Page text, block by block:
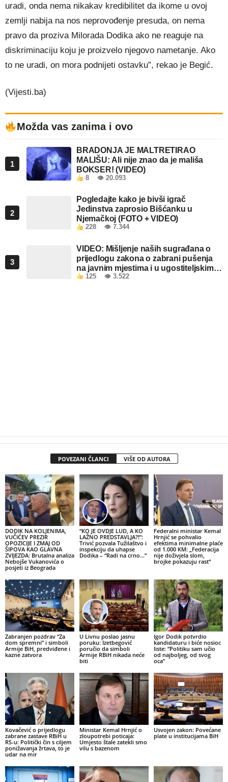
uradi, onda nema nikakav kredibilitet da ikome u ovoj
zemlji nabija na nos neprovođenje presuda, on nema
pravo da proziva Milorada Dodika ako ne reaguje na
diskriminaciju koju je proizvelo njegovo nametanje. Ako
to ne uradi, on mora podnijeti ostavku”, rekao je Begić.
(Vijesti.ba)
Možda vas zanima i ovo
1
BRADONJA JE MALTRETIRAO
MALIŠU: Ali nije znao da je mališa
BOKSER! (VIDEO)
8 👁 20.093
2
Pogledajte kako je bivši igrač
Jedinstva zaprosio Bišćanku u
Njemačkoj (FOTO + VIDEO)
228 👁 7.344
3
VIDEO: Mišljenje naših sugrađana o
prijedlogu zakona o zabrani pušenja
na javnim mjestima i u ugostiteljskim
objektima u FBiH
125 👁 3.522
POVEZANI ČLANCI VIŠE OD AUTORA
DODIK NA KOLJENIMA,
VUČIĆEV PREZIR
OPOZICIJE I ZMAJ OD
ŠIPOVA KAO GLAVNA
ZVIJEZDA: Brutalna analiza
Nebojše Vukanovića o
posjeti iz Beograda
“KO JE OVDJE LUD, A KO
LAŽNO PREDSTAVLJA?!”:
Trivić pozvala Tužilaštvo i
inspekciju da uhapse
Dodika – “Radi na crno…”
Federalni ministar Kemal
Hrnjić se pohvalio
efektima minimalne plaće
od 1.000 KM: „Federacija
nije doživjela slom,
brojke pokazuju rast“
Zabranjen pozdrav “Za
dom spremni” i simboli
Armije BiH, predviđene i
kazne zatvora
U Livnu poslao jasnu
poruku: Izetbegović
poručio da simboli
Armije RBiH nikada neće
biti
Igor Dodik potvrdio
kandidaturu i biće nosioc
liste: “Politiku sam učio
od najboljeg, od svog
oca”
Kovačević o prijedlogu
zabrane zastave RBiH u
RS-u: Politički čin s ciljem
ponižavanja žrtava, to je
udar na mir
Ministar Kemal Hrnjić o
zloupotrebi poticaja:
Umjesto štale zatekli smo
vilu s bazenom
Usvojen zakon: Povećane
plate u institucijama BiH